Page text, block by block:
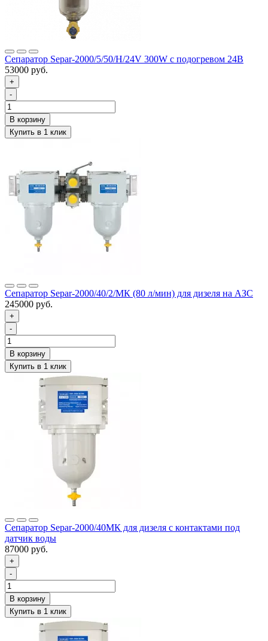
Сепаратор Separ-2000/5/50/Н/24V 300W с подогревом 24В
53000 руб.
+
-
Сепаратор Separ-2000/40/2/МК (80 л/мин) для дизеля на АЗС
245000 руб.
+
-
Сепаратор Separ-2000/40МК для дизеля с контактами под
датчик воды
87000 руб.
+
-